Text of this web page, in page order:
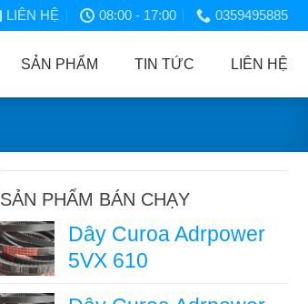
LIÊN HỆ 08:00 - 17:00 0359495885
SẢN PHẨM TIN TỨC LIÊN HỆ
SẢN PHẨM BÁN CHẠY
Dây Curoa Adrpower
5VX 610